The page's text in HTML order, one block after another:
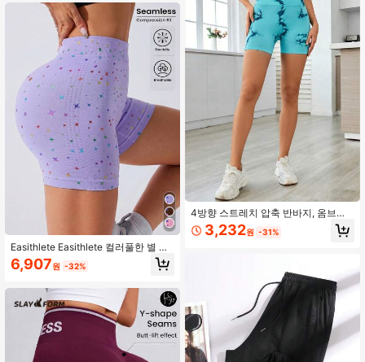
Easithlete Easithlete 컬러풀한 별 프
린트 하이웨스트 심리스 스포츠 반바
지
6,907원 -32%
4방향 스트레치 압축 반바지, 옴브레
블루, 기계 세탁 가능. 엉덩이 리프팅
반바지. 스포츠
3,232원 -31%